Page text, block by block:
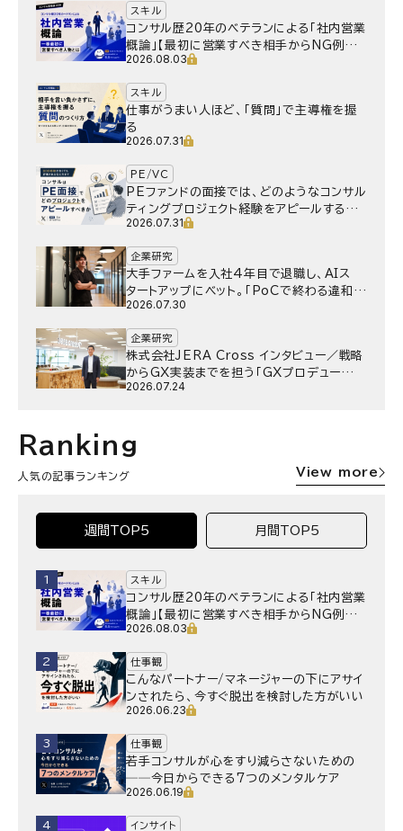
スキル
コンサル歴20年のベテランによる「社内営業
概論」【最初に営業すべき相手からNG例ま
で】
2026.08.03
スキル
仕事がうまい人ほど、「質問」で主導権を握
る
2026.07.31
PE/VC
PEファンドの面接では、どのようなコンサル
ティングプロジェクト経験をアピールするべ
きか
2026.07.31
企業研究
大手ファームを入社4年目で退職し、AIス
タートアップにベット。｢PoCで終わる違和
感｣はどうなったのか／Gen-AX株式会社
2026.07.30
企業研究
株式会社JERA Cross インタビュー／戦略
からGX実装までを担う「GXプロデュー
サー」というキャリア
2026.07.24
Ranking
人気の記事ランキング View more
週間TOP5 月間TOP5
1 スキル
コンサル歴20年のベテランによる「社内営業
概論」【最初に営業すべき相手からNG例ま
で】
2026.08.03
2 仕事観
こんなパートナー/マネージャーの下にアサイ
ンされたら、今すぐ脱出を検討した方がいい
2026.06.23
3 仕事観
若手コンサルが心をすり減らさないための
──今日からできる7つのメンタルケア
2026.06.19
4 インサイト